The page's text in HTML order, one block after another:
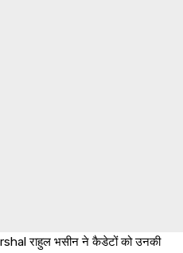
राहुल भसीन ने कैडेटों को उनकी